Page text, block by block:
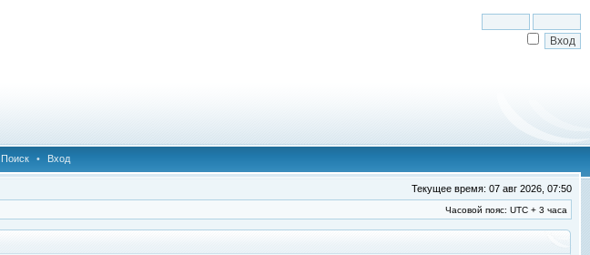
Поиск • Вход
Текущее время: 07 авг 2026, 07:50
Часовой пояс: UTC + 3 часа